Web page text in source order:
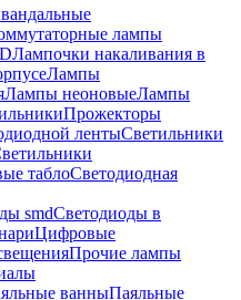
лампы
Лампочки накаливания в
Лампы
Лампы неоновыеЛампы
Прожекторы
лентыСветильники
таблоСветодиодная
smdСветодиоды в
Цифровые
Прочие лампы
ванныПаяльные